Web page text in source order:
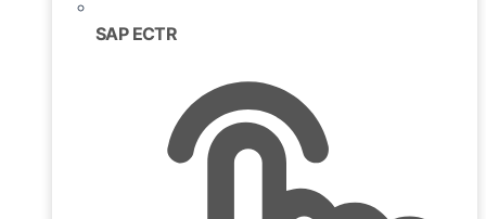
SAP ECTR